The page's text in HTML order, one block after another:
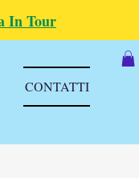
In Tour
CONTATTI